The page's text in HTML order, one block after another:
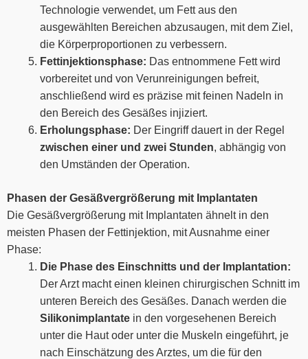
Technologie verwendet, um Fett aus den
ausgewählten Bereichen abzusaugen, mit dem Ziel,
die Körperproportionen zu verbessern.
Fettinjektionsphase: Das entnommene Fett wird
vorbereitet und von Verunreinigungen befreit,
anschließend wird es präzise mit feinen Nadeln in
den Bereich des Gesäßes injiziert.
Erholungsphase: Der Eingriff dauert in der Regel
zwischen einer und zwei Stunden, abhängig von
den Umständen der Operation.
Phasen der Gesäßvergrößerung mit Implantaten
Die Gesäßvergrößerung mit Implantaten ähnelt in den
meisten Phasen der Fettinjektion, mit Ausnahme einer
Phase:
Die Phase des Einschnitts und der Implantation:
Der Arzt macht einen kleinen chirurgischen Schnitt im
unteren Bereich des Gesäßes. Danach werden die
Silikonimplantate in den vorgesehenen Bereich
unter die Haut oder unter die Muskeln eingeführt, je
nach Einschätzung des Arztes, um die für den